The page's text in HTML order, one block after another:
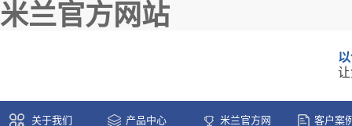
米兰官方网站
关于我们 产品中心 米兰官方网 客户案